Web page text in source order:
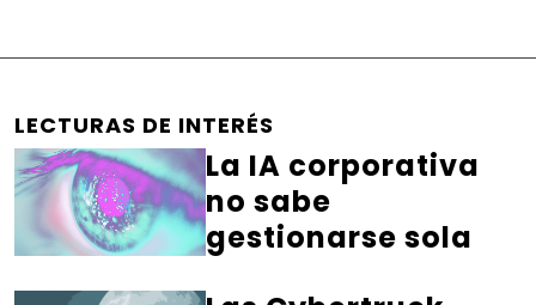
LECTURAS DE INTERÉS
La IA corporativa
no sabe
gestionarse sola